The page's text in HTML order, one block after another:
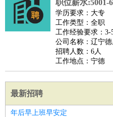
职位薪水:5001-
学历要求：大专
工作类型：全职
工作经验要求：3-
公司名称：辽宁
招聘人数：6人
工作地点：宁德
最新招聘
年后早上班早安定